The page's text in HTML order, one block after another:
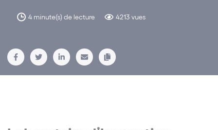
4 minute(s) de lecture 4213 vues